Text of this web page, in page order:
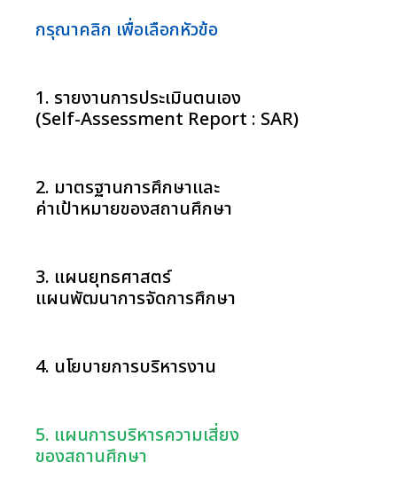
กรุณาคลิก เพื่อเลือกหัวข้อ
1. รายงานการประเมินตนเอง
(Self-Assessment Report : SAR)
2. มาตรฐานการศึกษาและ
ค่าเป้าหมายของสถานศึกษา
3. แผนยุทธศาสตร์
แผนพัฒนาการจัดการศึกษา
4. นโยบายการบริหารงาน
5. แผนการบริหารความเสี่ยง
ของสถานศึกษา